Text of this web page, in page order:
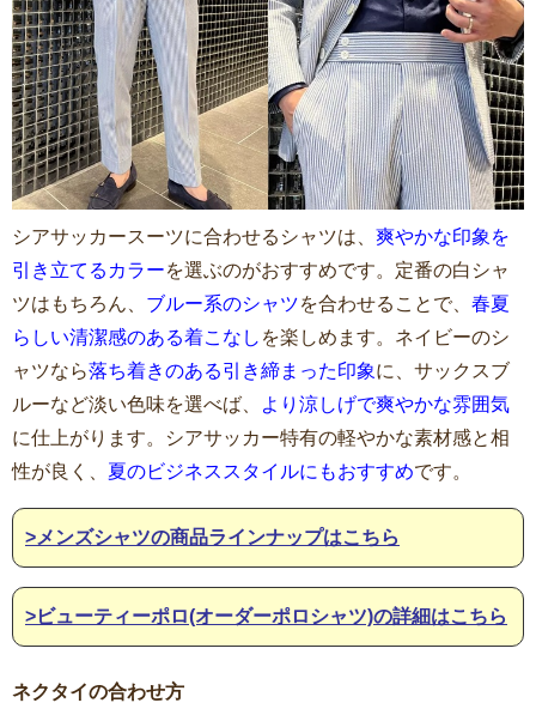
シアサッカースーツに合わせるシャツは、 爽やかな印象を
引き立てるカラーを選ぶのがおすすめです。定番の白シャ
ツはもちろん、 ブルー系のシャツを合わせることで、 春夏
らしい清潔感のある着こなし を楽しめます。ネイビーのシ
ャツなら落ち着きのある引き締まった印象に、サックスブ
ルーなど淡い色味を選べば、
より涼しげで爽やかな雰囲気
に仕上がります。シアサッカー特有の軽やかな素材感と相
性が良く、 夏のビジネススタイルにもおすすめです。
>メンズシャツの商品ラインナップはこちら
>ビューティーポロ(オーダーポロシャツ)の詳細はこちら
ネクタイの合わせ方